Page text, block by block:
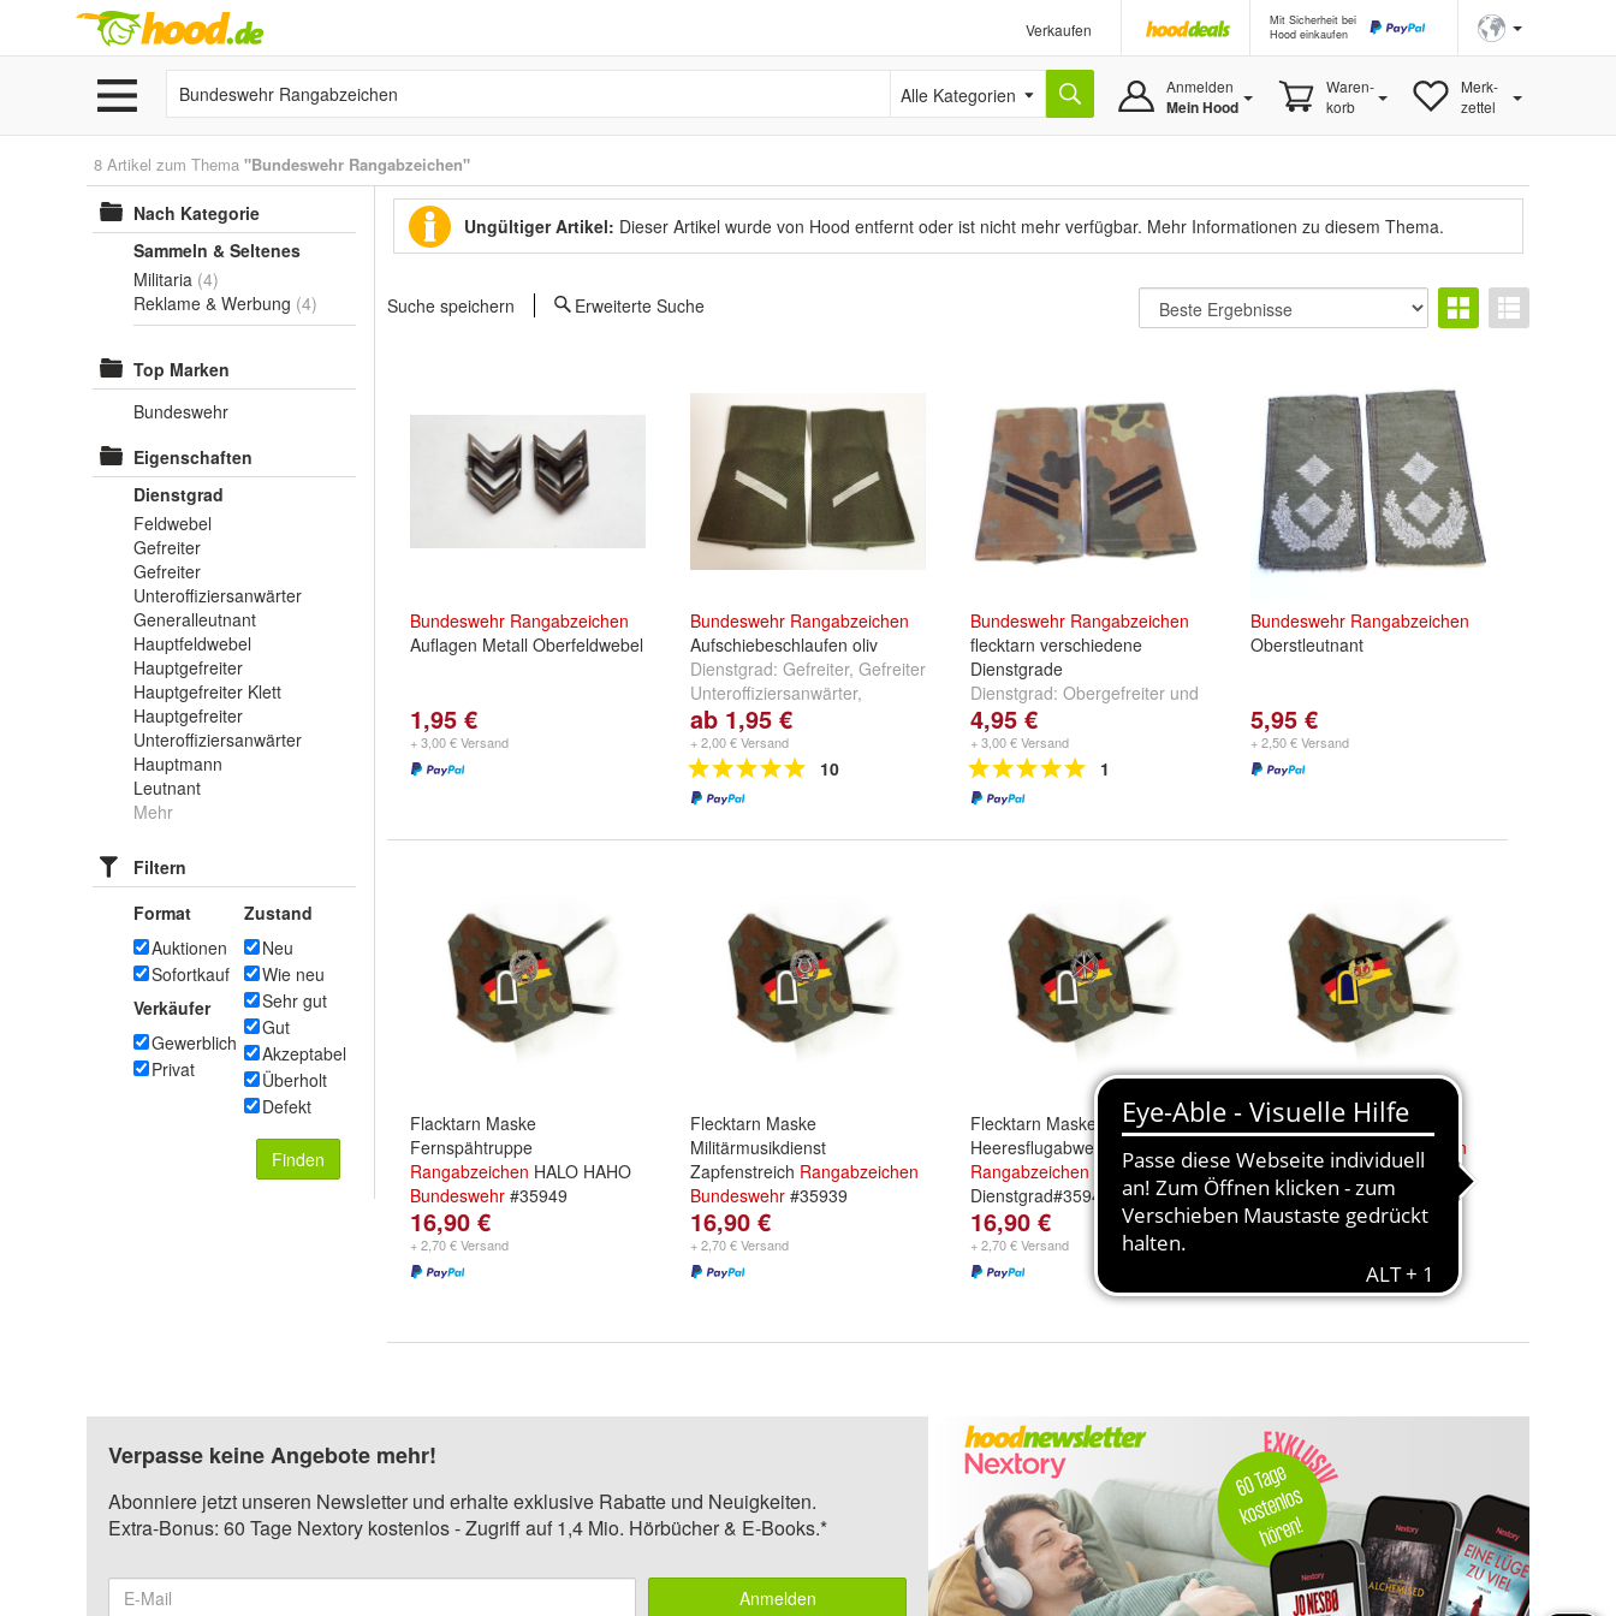
Verkaufen
Mit Sicherheit bei
Hood einkaufen
Alle Kategorien Anmelden
Mein Hood
Waren-
korb
Merk-
zettel
8 Artikel zum Thema "Bundeswehr Rangabzeichen"
Nach Kategorie
Sammeln & Seltenes
Militaria (4)
Reklame & Werbung (4)
Top Marken
Bundeswehr
Eigenschaften
Dienstgrad
Feldwebel
Gefreiter
Gefreiter
Unteroffiziersanwärter
Generalleutnant
Hauptfeldwebel
Hauptgefreiter
Hauptgefreiter Klett
Hauptgefreiter
Unteroffiziersanwärter
Hauptmann
Leutnant
Mehr
Filtern
Format
Auktionen
Sofortkauf
Verkäufer
Gewerblich
Privat
Zustand
Neu
Wie neu
Sehr gut
Gut
Akzeptabel
Überholt
Defekt
Finden
Ungültiger Artikel: Dieser Artikel wurde von Hood entfernt oder ist nicht mehr verfügbar. Mehr Informationen zu diesem Thema.
Suche speichern Erweiterte Suche
Bundeswehr Rangabzeichen
Auflagen Metall Oberfeldwebel
1,95 €
+ 3,00 € Versand
Bundeswehr Rangabzeichen
Aufschiebeschlaufen oliv
Dienstgrad: Gefreiter, Gefreiter
Unteroffiziersanwärter,
Obergefreiter
ab 1,95 €
+ 2,00 € Versand
10
Bundeswehr Rangabzeichen
flecktarn verschiedene
Dienstgrade
Dienstgrad: Obergefreiter und
Hauptgefreiter Klett
4,95 €
+ 3,00 € Versand
1
Bundeswehr Rangabzeichen
Oberstleutnant
5,95 €
+ 2,50 € Versand
Flacktarn Maske
Fernspähtruppe
Rangabzeichen HALO HAHO
Bundeswehr #35949
16,90 €
+ 2,70 € Versand
Flecktarn Maske
Militärmusikdienst
Zapfenstreich Rangabzeichen
Bundeswehr #35939
16,90 €
+ 2,70 € Versand
Flecktarn Maske
Heeresflugabwehrtruppe
Rangabzeichen
Bundeswehr
Dienstgrad#35947
16,90 €
+ 2,70 € Versand
Flecktarn Maske Marine
Eckernförde
Rangabzeichen
BundeswehrDienstgrad
#35951
16,90 €
Verpasse keine Angebote mehr!
Abonniere jetzt unseren Newsletter und erhalte exklusive Rabatte und Neuigkeiten.
Extra-Bonus: 60 Tage Nextory kostenlos - Zugriff auf 1,4 Mio. Hörbücher & E-Books.*
Anmelden